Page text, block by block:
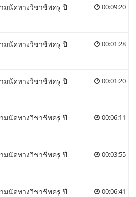
มนัดทางวิชาชีพครู ปี
00:09:20
มนัดทางวิชาชีพครู ปี
00:01:28
มนัดทางวิชาชีพครู ปี
00:01:20
มนัดทางวิชาชีพครู ปี
00:06:11
มนัดทางวิชาชีพครู ปี
00:03:55
มนัดทางวิชาชีพครู ปี
00:06:41